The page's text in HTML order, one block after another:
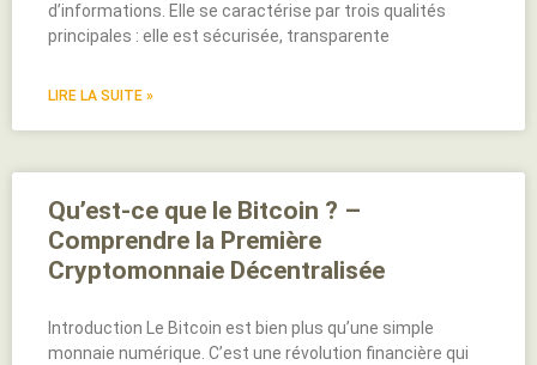
d’informations. Elle se caractérise par trois qualités
principales : elle est sécurisée, transparente
LIRE LA SUITE »
Qu’est-ce que le Bitcoin ? –
Comprendre la Première
Cryptomonnaie Décentralisée
Introduction Le Bitcoin est bien plus qu’une simple
monnaie numérique. C’est une révolution financière qui